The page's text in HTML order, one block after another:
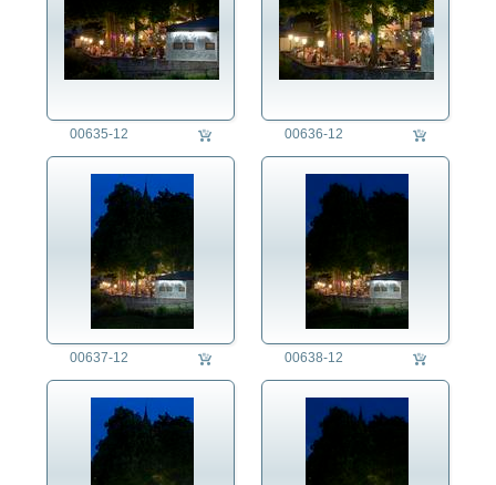
00635-12 00636-12
00637-12 00638-12